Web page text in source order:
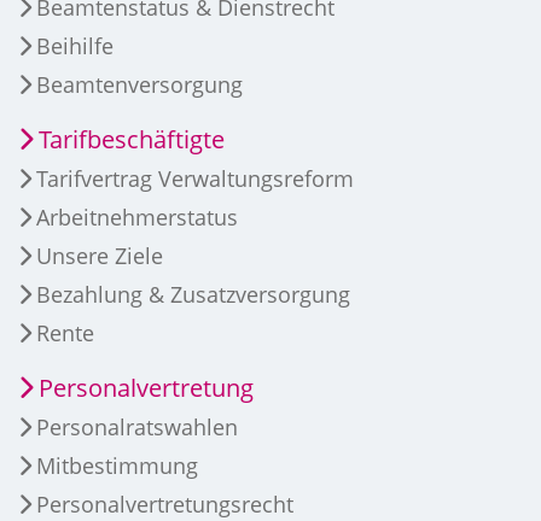
Beamtenstatus & Dienstrecht
Beihilfe
Beamtenversorgung
Tarifbeschäftigte
Tarifvertrag Verwaltungsreform
Arbeitnehmerstatus
Unsere Ziele
Bezahlung & Zusatzversorgung
Rente
Personalvertretung
Personalratswahlen
Mitbestimmung
Personalvertretungsrecht